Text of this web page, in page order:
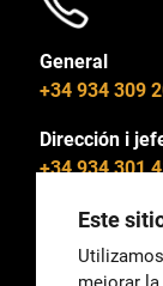
General
+34 934 309
Dirección i
+34 934 301
Este